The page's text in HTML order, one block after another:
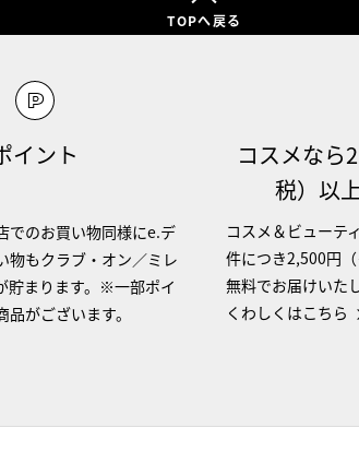
TOPへ戻る
イント
でのお買い物同様にe.デ
物もクラブ・オン／ミレ
貯まります。※一部ポイ
がございます。
コスメなら
税）以
コスメ＆ビューテ
件につき2,500円
無料でお届けいた
くわしくはこちら